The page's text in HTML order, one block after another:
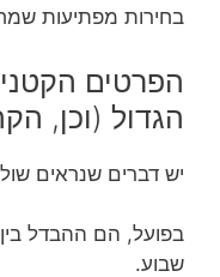
בחירות מפתיעות
הפרטים
הגדול (וכן,
יש דברים שנראים
בפועל, הם ההבדל
שבוע.